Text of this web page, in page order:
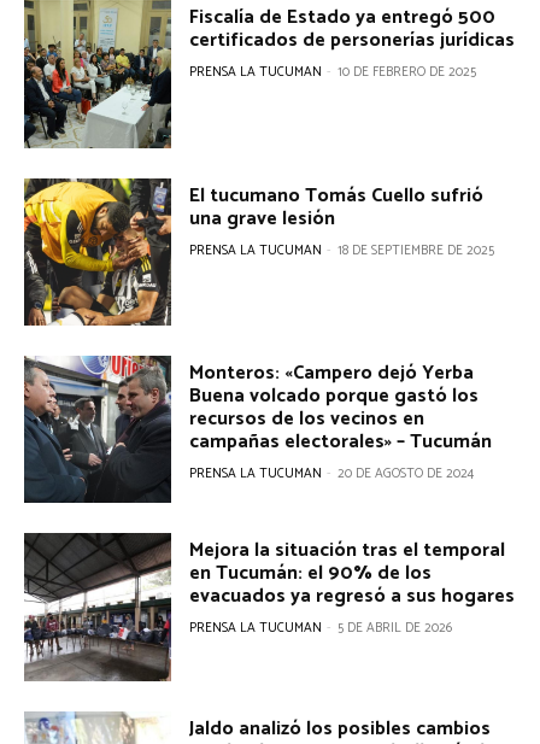
Fiscalía de Estado ya entregó 500
certificados de personerías jurídicas
PRENSA LA TUCUMAN - 10 DE FEBRERO DE 2025
El tucumano Tomás Cuello sufrió
una grave lesión
PRENSA LA TUCUMAN - 18 DE SEPTIEMBRE DE 2025
Monteros: «Campero dejó Yerba
Buena volcado porque gastó los
recursos de los vecinos en
campañas electorales» – Tucumán
PRENSA LA TUCUMAN - 20 DE AGOSTO DE 2024
Mejora la situación tras el temporal
en Tucumán: el 90% de los
evacuados ya regresó a sus hogares
PRENSA LA TUCUMAN - 5 DE ABRIL DE 2026
Jaldo analizó los posibles cambios